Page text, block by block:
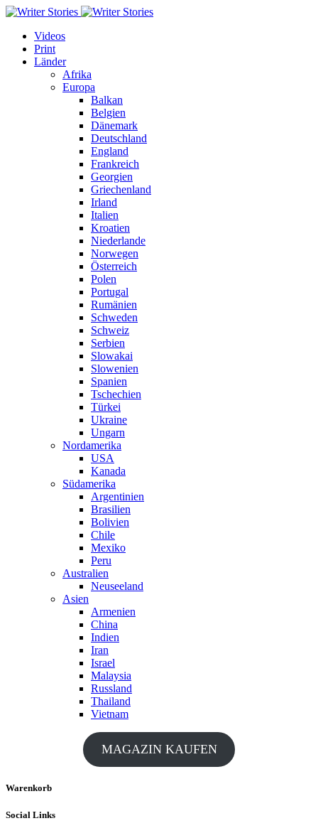
Videos
Print
Länder
Afrika
Europa
Balkan
Belgien
Dänemark
Deutschland
England
Frankreich
Georgien
Griechenland
Irland
Italien
Kroatien
Niederlande
Norwegen
Österreich
Polen
Portugal
Rumänien
Schweden
Schweiz
Serbien
Slowakai
Slowenien
Spanien
Tschechien
Türkei
Ukraine
Ungarn
Nordamerika
USA
Kanada
Südamerika
Argentinien
Brasilien
Bolivien
Chile
Mexiko
Peru
Australien
Neuseeland
Asien
Armenien
China
Indien
Iran
Israel
Malaysia
Russland
Thailand
Vietnam
MAGAZIN KAUFEN
Warenkorb
Social Links